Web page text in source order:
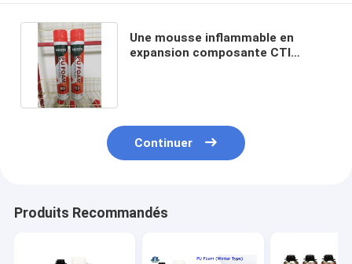
Une mousse inflammable en
expansion composante CTI
Continuer
Produits Recommandés